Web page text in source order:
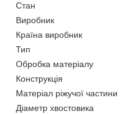
Стан
Виробник
Країна виробник
Тип
Обробка матеріалу
Конструкція
Матеріал ріжучої частини
Діаметр хвостовика